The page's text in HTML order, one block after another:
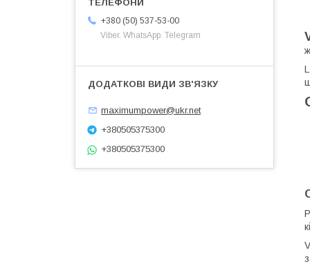
+380 (50) 537-53-00
Viber. WhatsApp. Telegram
maximumpower@ukr.net
+380505375300
+380505375300